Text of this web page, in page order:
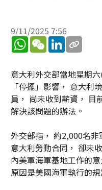
9/11/2025 7:56
WhatsApp
WeChatLinkedIn
意大利外交部當地星期
「停擺」影響， 意大利
員， 尚未收到薪資， 目
解決該問題的辦法。
外交部指， 約2,000名
意大利勞動合同， 卻未
內美軍海軍基地工作的
原因是美國海軍執行的